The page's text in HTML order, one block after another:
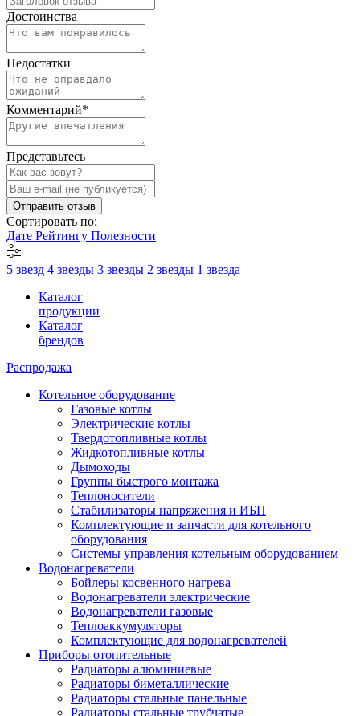
Достоинства
Недостатки
Комментарий*
Представьтесь
Отправить отзыв
Сортировать по:
Дате Рейтингу Полезности
5 звезд 4 звезды 3 звезды 2 звезды 1 звезда
Каталог
продукции
Каталог
брендов
Распродажа
Котельное оборудование
Газовые котлы
Электрические котлы
Твердотопливные котлы
Жидкотопливные котлы
Дымоходы
Группы быстрого монтажа
Теплоносители
Стабилизаторы напряжения и ИБП
Комплектующие и запчасти для котельного
оборудования
Системы управления котельным оборудованием
Водонагреватели
Бойлеры косвенного нагрева
Водонагреватели электрические
Водонагреватели газовые
Теплоаккумуляторы
Комплектующие для водонагревателей
Приборы отопительные
Радиаторы алюминиевые
Радиаторы биметаллические
Радиаторы стальные панельные
Радиаторы стальные трубчатые